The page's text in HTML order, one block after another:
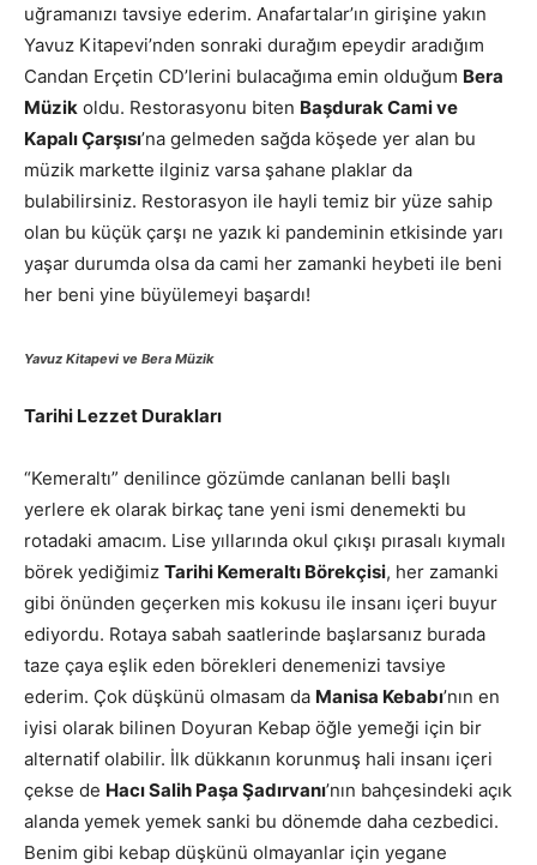
uğramanızı tavsiye ederim. Anafartalar’ın girişine yakın
Yavuz Kitapevi’nden sonraki durağım epeydir aradığım
Candan Erçetin CD’lerini bulacağıma emin olduğum Bera
Müzik oldu. Restorasyonu biten Başdurak Cami ve
Kapalı Çarşısı’na gelmeden sağda köşede yer alan bu
müzik markette ilginiz varsa şahane plaklar da
bulabilirsiniz. Restorasyon ile hayli temiz bir yüze sahip
olan bu küçük çarşı ne yazık ki pandeminin etkisinde yarı
yaşar durumda olsa da cami her zamanki heybeti ile beni
her beni yine büyülemeyi başardı!
Yavuz Kitapevi ve Bera Müzik
Tarihi Lezzet Durakları
“Kemeraltı” denilince gözümde canlanan belli başlı
yerlere ek olarak birkaç tane yeni ismi denemekti bu
rotadaki amacım. Lise yıllarında okul çıkışı pırasalı kıymalı
börek yediğimiz Tarihi Kemeraltı Börekçisi, her zamanki
gibi önünden geçerken mis kokusu ile insanı içeri buyur
ediyordu. Rotaya sabah saatlerinde başlarsanız burada
taze çaya eşlik eden börekleri denemenizi tavsiye
ederim. Çok düşkünü olmasam da Manisa Kebabı’nın en
iyisi olarak bilinen Doyuran Kebap öğle yemeği için bir
alternatif olabilir. İlk dükkanın korunmuş hali insanı içeri
çekse de Hacı Salih Paşa Şadırvanı’nın bahçesindeki açık
alanda yemek yemek sanki bu dönemde daha cezbedici.
Benim gibi kebap düşkünü olmayanlar için yegane